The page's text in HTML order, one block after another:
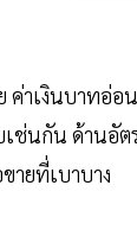
ค่าเงินบาทอ่
ช่นกัน ด้านอั
ายที่เบาบาง